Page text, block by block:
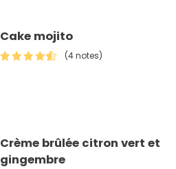
Cake mojito
(4 notes)
Crème brûlée citron vert et
gingembre